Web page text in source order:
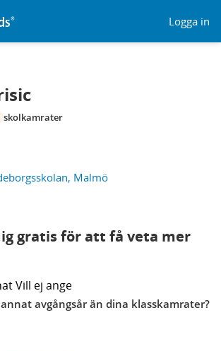
Logga in
Malmö
skolkamrater
gratis för att få veta mer
Vill ej ange
avgångsår än dina klasskamrater?